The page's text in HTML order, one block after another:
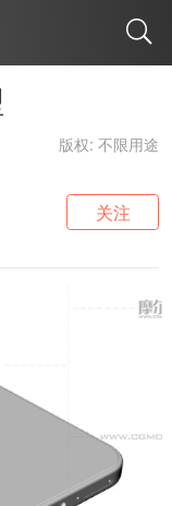
版权: 不限用途
关注
取消